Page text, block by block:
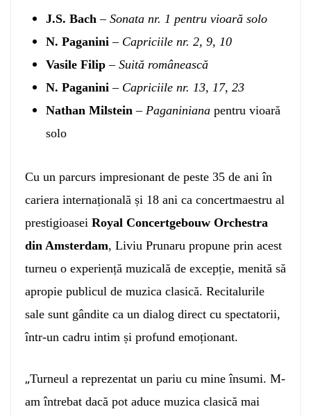
J.S. Bach – Sonata nr. 1 pentru vioară solo
N. Paganini – Capriciile nr. 2, 9, 10
Vasile Filip – Suită românească
N. Paganini – Capriciile nr. 13, 17, 23
Nathan Milstein – Paganiniana pentru vioară
solo
Cu un parcurs impresionant de peste 35 de ani în
cariera internațională și 18 ani ca concertmaestru al
prestigioasei Royal Concertgebouw Orchestra
din Amsterdam, Liviu Prunaru propune prin acest
turneu o experiență muzicală de excepție, menită să
apropie publicul de muzica clasică. Recitalurile
sale sunt gândite ca un dialog direct cu spectatorii,
într-un cadru intim și profund emoționant.
„Turneul a reprezentat un pariu cu mine însumi. M-
am întrebat dacă pot aduce muzica clasică mai